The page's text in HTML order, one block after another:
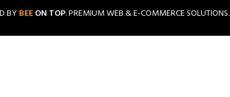
BY BEEON TOP. PREMIUM WEB & E-COMMERCE SOLUTIONS.